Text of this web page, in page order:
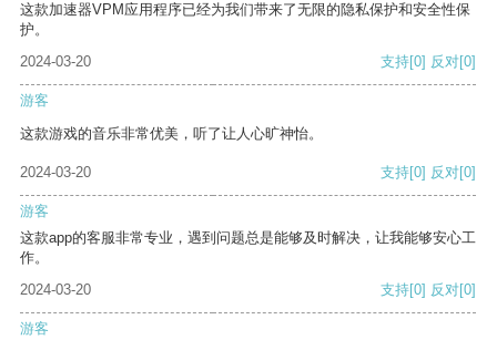
这款加速器VPM应用程序已经为我们带来了无限的隐私保护和安全性保
护。
2024-03-20
支持[0] 反对[0]
游客
这款游戏的音乐非常优美，听了让人心旷神怡。
2024-03-20 支持[0] 反对[0]
游客
这款app的客服非常专业，遇到问题总是能够及时解决，让我能够安心工
作。
2024-03-20
支持[0] 反对[0]
游客